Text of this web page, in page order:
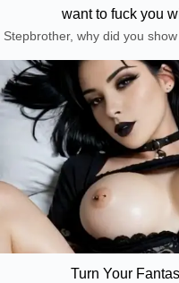
want to fuck you
Stepbrother, why did you
fuck you with
Turn Your